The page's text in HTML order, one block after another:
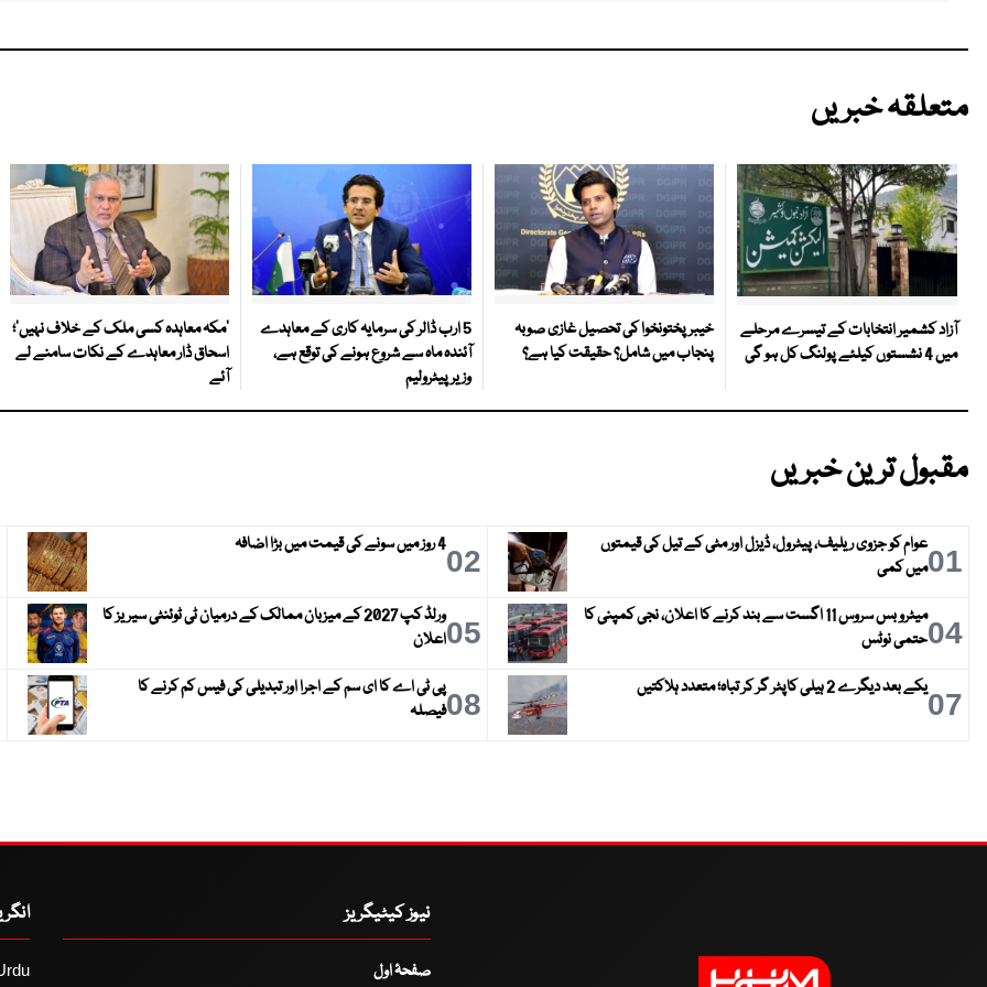
متعلقہ خبریں
آزاد کشمیر انتخابات کے تیسرے مرحلے
میں 4 نشستوں کیلئے پولنگ کل ہو گی
خیبر پختونخوا کی تحصیل غازی صوبہ
پنجاب میں شامل؟ حقیقت کیا ہے؟
5 ارب ڈالر کی سرمایہ کاری کے معاہدے
آئندہ ماہ سے شروع ہونے کی توقع ہے،
وزیر پیٹرولیم
‘مکہ معاہدہ کسی ملک کے خلاف نہیں’؛
اسحاق ڈار معاہدے کے نکات سامنے لے
آئے
مقبول ترین خبریں
01عوام کو جزوی ریلیف، پیٹرول، ڈیزل اور مٹی کے تیل کی قیمتوں
میں کمی
024 روز میں سونے کی قیمت میں بڑا اضافہ
04
میٹرو بس سروس 11 اگست سے بند کرنے کا اعلان، نجی کمپنی کا
حتمی نوٹس
05
ورلڈ کپ 2027 کے میزبان ممالک کے درمیان ٹی ٹوئنٹی سیریز کا
اعلان
07یکے بعد دیگرے 2 ہیلی کاپٹر گر کر تباہ؛ متعدد ہلاکتیں 08پی ٹی اے کا ای سم کے اجرا اور تبدیلی کی فیس کم کرنے کا
فیصلہ
نیوز کیٹیگریز
صفحۂ اول